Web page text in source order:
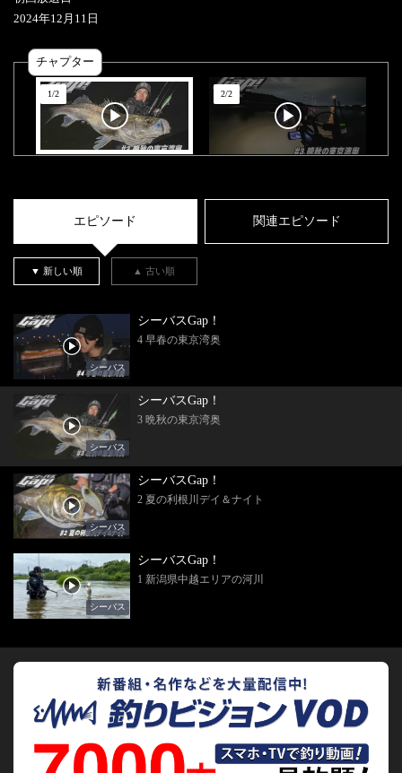
2024年12 月 11 日
チャプター
1/2 2/2
エピソード 関連エピソード
▼ 新しい順 ▲ 古い順
シーバス
シーバスGap！
4 早春の東京湾奥
シーバス
シーバスGap！
3 晩秋の東京湾奥
シーバス
シーバスGap！
2 夏の利根川デイ＆ナイト
シーバス
シーバスGap！
1 新潟県中越エリアの河川